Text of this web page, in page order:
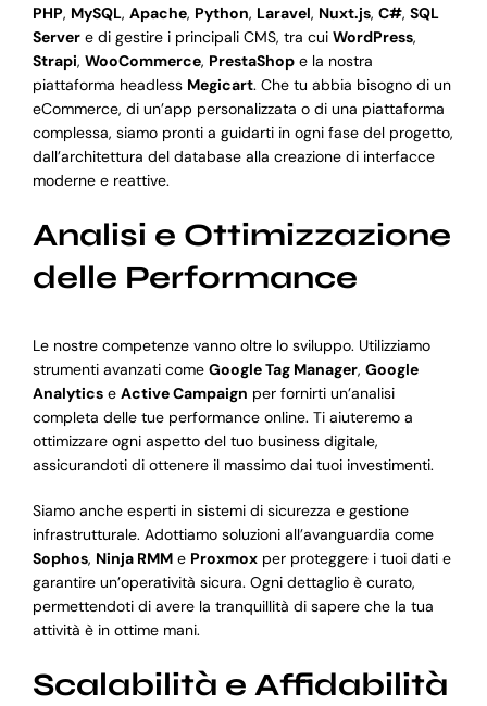
PHP, MySQL, Apache, Python, Laravel, Nuxt.js, C#, SQL
Servere di gestire i principali CMS, tra cui WordPress,
Strapi, WooCommerce, PrestaShope la nostra
piattaforma headless Megicart. Che tu abbia bisogno di un
eCommerce, di un’app personalizzata o di una piattaforma
complessa, siamo pronti a guidarti in ogni fase del progetto,
dall’architettura del database alla creazione di interfacce
moderne e reattive.
Analisi e Ottimizzazione
delle Performance
Le nostre competenze vanno oltre lo sviluppo. Utilizziamo
strumenti avanzati come Google Tag Manager, Google
Analyticse Active Campaign per fornirti un’analisi
completa delle tue performance online. Ti aiuteremo a
ottimizzare ogni aspetto del tuo business digitale,
assicurandoti di ottenere il massimo dai tuoi investimenti.
Siamo anche esperti in sistemi di sicurezza e gestione
infrastrutturale. Adottiamo soluzioni all’avanguardia come
Sophos, Ninja RMMe Proxmoxper proteggere i tuoi dati e
garantire un’operatività sicura. Ogni dettaglio è curato,
permettendoti di avere la tranquillità di sapere che la tua
attività è in ottime mani.
Scalabilità e Affidabilità